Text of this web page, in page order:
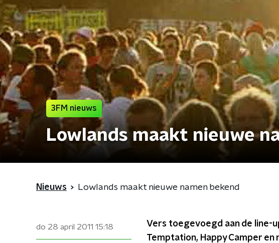
3FM nieuws
Lowlands maakt nieuwe
Nieuws Lowlands maakt nieuwe namen bekend
do 28 april 2011 15:18
Vers toegevoegd aan de line-
Temptation, Happy Camper en